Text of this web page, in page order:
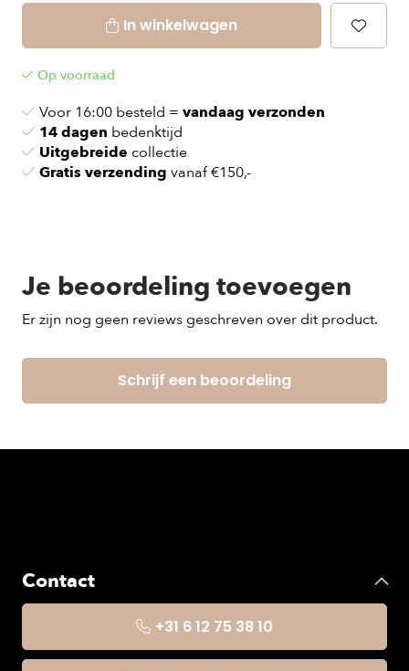
In winkelwagen
Op voorraad
Voor 16:00 besteld = vandaag verzonden
14 dagen bedenktijd
Uitgebreide collectie
Gratis verzending vanaf €150,-
Je beoordeling toevoegen
Er zijn nog geen reviews geschreven over dit product.
Schrijf een beoordeling
Contact
+31 6 12 75 38 10